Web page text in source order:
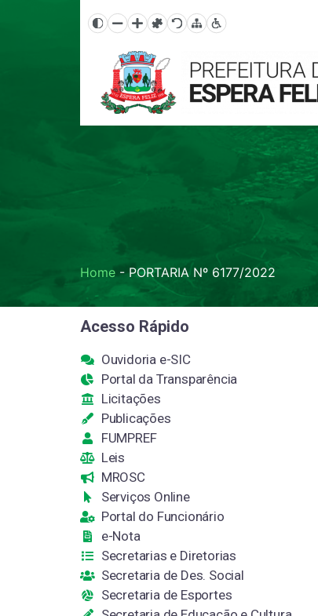
Home -PORTARIA Nº 6177/2022
Acesso Rápido
Ouvidoria e-SIC
Portal da Transparência
Licitações
Publicações
FUMPREF
Leis
MROSC
Serviços Online
Portal do Funcionário
e-Nota
Secretarias e Diretorias
Secretaria de Des. Social
Secretaria de Esportes